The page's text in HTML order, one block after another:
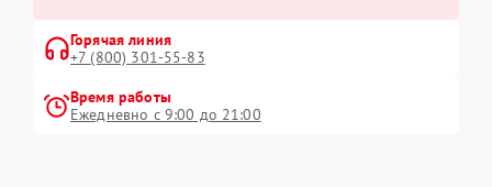
Горячая линия
+7 (800) 301-55-83
Время работы
Ежедневно с 9:00 до 21:00